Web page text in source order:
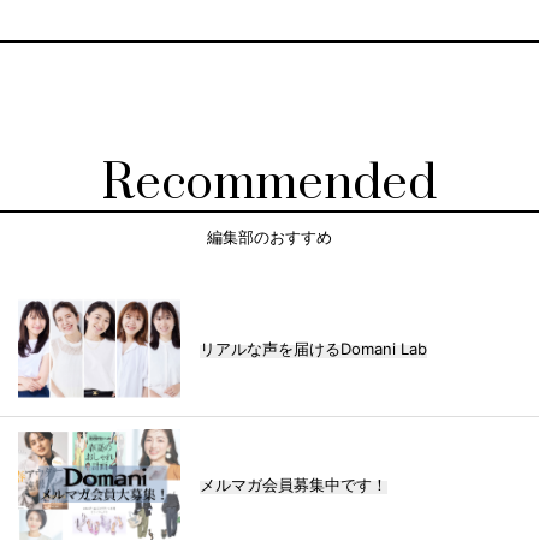
Recommended
編集部のおすすめ
リアルな声を届けるDomani Lab
メルマガ会員募集中です！